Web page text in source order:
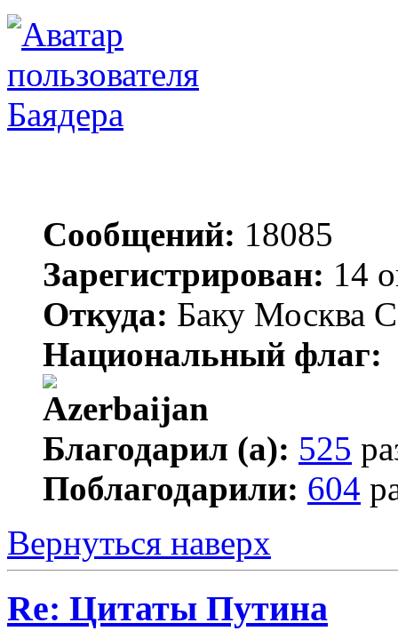
Баядера
Сообщений: 18085
Зарегистрирован: 14
Откуда: Баку Москва
Национальный флаг:
Благодарил (а): 525
Поблагодарили: 604
Вернуться наверх
Re: Цитаты Путина